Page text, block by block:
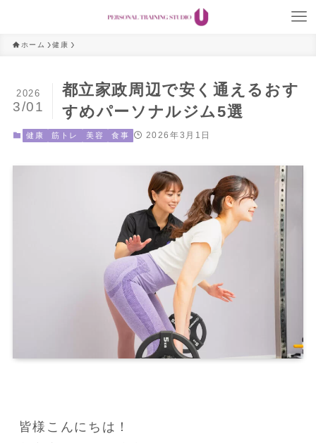
ホーム 健康
都立家政周辺で安く通えるおす
すめパーソナルジム5選
2026
3/01
健康 筋トレ 美容 食事 2026年3月1日
皆様こんにちは！